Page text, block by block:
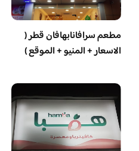
مطعم سرافانابهافان قطر (
الاسعار + المنيو + الموقع )